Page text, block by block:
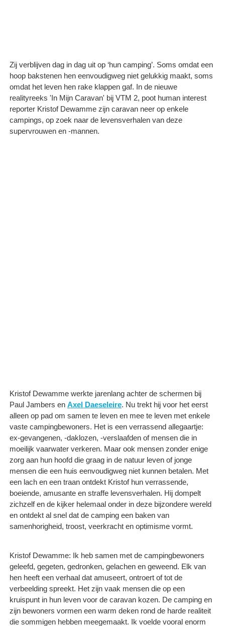
Zij verblijven dag in dag uit op ‘hun camping’. Soms omdat een
hoop bakstenen hen eenvoudigweg niet gelukkig maakt, soms
omdat het leven hen rake klappen gaf. In de nieuwe
realityreeks 'In Mijn Caravan' bij VTM 2, poot human interest
reporter Kristof Dewamme zijn caravan neer op enkele
campings, op zoek naar de levensverhalen van deze
supervrouwen en -mannen.
Kristof Dewamme werkte jarenlang achter de schermen bij
Paul Jambers en Axel Daeseleire. Nu trekt hij voor het eerst
alleen op pad om samen te leven en mee te leven met enkele
vaste campingbewoners. Het is een verrassend allegaartje:
ex-gevangenen, -daklozen, -verslaafden of mensen die in
moeilijk vaarwater verkeren. Maar ook mensen zonder enige
zorg aan hun hoofd die graag in de natuur leven of jonge
mensen die een huis eenvoudigweg niet kunnen betalen. Met
een lach en een traan ontdekt Kristof hun verrassende,
boeiende, amusante en straffe levensverhalen. Hij dompelt
zichzelf en de kijker helemaal onder in deze bijzondere wereld
en ontdekt al snel dat de camping een baken van
samenhorigheid, troost, veerkracht en optimisme vormt.
Kristof Dewamme: Ik heb samen met de campingbewoners
geleefd, gegeten, gedronken, gelachen en geweend. Elk van
hen heeft een verhaal dat amuseert, ontroert of tot de
verbeelding spreekt. Het zijn vaak mensen die op een
kruispunt in hun leven voor de caravan kozen. De camping en
zijn bewoners vormen een warm deken rond de harde realiteit
die sommigen hebben meegemaakt. Ik voelde vooral enorm